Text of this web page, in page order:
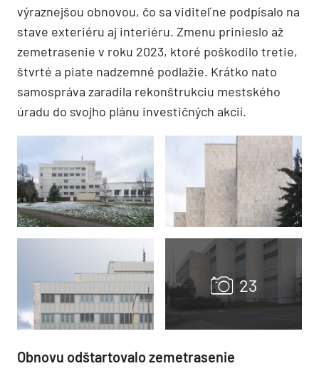
výraznejšou obnovou, čo sa viditeľne podpísalo na
stave exteriéru aj interiéru. Zmenu prinieslo až
zemetrasenie v roku 2023, ktoré poškodilo tretie,
štvrté a piate nadzemné podlažie. Krátko nato
samospráva zaradila rekonštrukciu mestského
úradu do svojho plánu investičných akcií.
Obnovu odštartovalo zemetrasenie